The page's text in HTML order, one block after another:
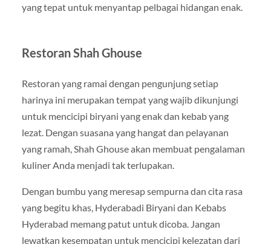
yang tepat untuk menyantap pelbagai hidangan enak.
Restoran Shah Ghouse
Restoran yang ramai dengan pengunjung setiap
harinya ini merupakan tempat yang wajib dikunjungi
untuk mencicipi biryani yang enak dan kebab yang
lezat. Dengan suasana yang hangat dan pelayanan
yang ramah, Shah Ghouse akan membuat pengalaman
kuliner Anda menjadi tak terlupakan.
Dengan bumbu yang meresap sempurna dan cita rasa
yang begitu khas, Hyderabadi Biryani dan Kebabs
Hyderabad memang patut untuk dicoba. Jangan
lewatkan kesempatan untuk mencicipi kelezatan dari